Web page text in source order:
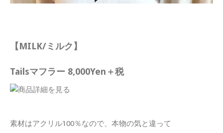
【MILK/ミルク】
Tailsマフラー 8,000Yen＋税
素材はアクリル100％なので、本物の気と違って